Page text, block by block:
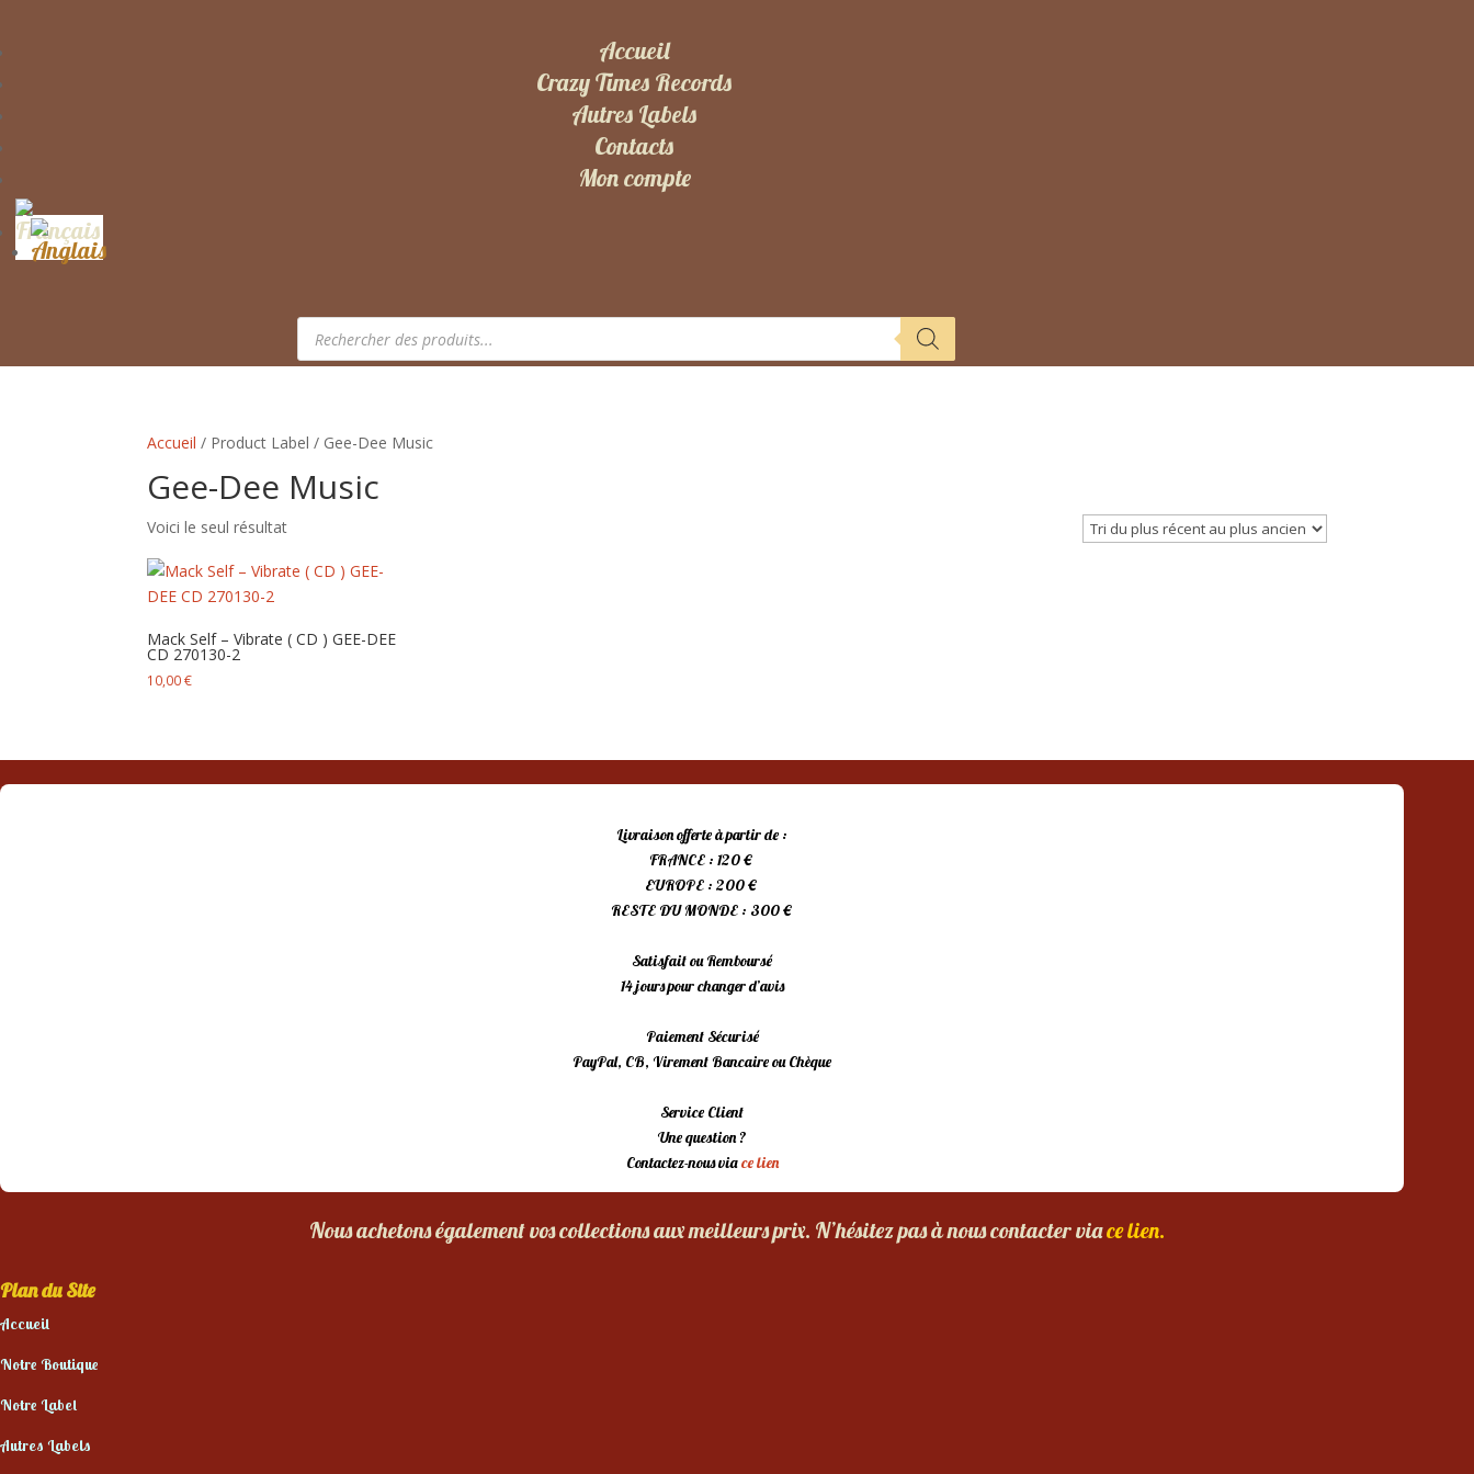
Accueil
Crazy Times Records
Autres Labels
Contacts
Mon compte
Recherche
produits
Accueil / Product Label / Gee-Dee Music
Gee-Dee Music
Voici le seul résultat
Mack Self – Vibrate ( CD ) GEE-DEE
CD 270130-2
10,00€
Livraison offerte à partir de :
FRANCE : 120 €
EUROPE : 200 €
RESTE DU MONDE : 300 €
Satisfait ou Remboursé
14 jours pour changer d’avis
Paiement Sécurisé
PayPal, CB, Virement Bancaire ou Chèque
Service Client
Une question ?
Contactez-nous viace lien
Nous achetons également vos collections aux meilleurs prix. N’hésitez pas à nous contacter viace lien.
Plan du Site
Accueil
Notre Boutique
Notre Label
Autres Labels